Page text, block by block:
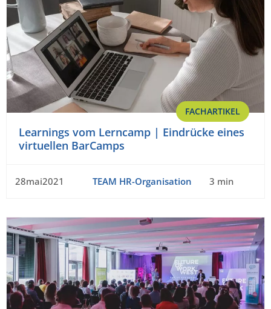
FACHARTIKEL
Learnings vom Lerncamp | Eindrücke eines
virtuellen BarCamps
28mai2021 TEAM HR-Organisation 3 min